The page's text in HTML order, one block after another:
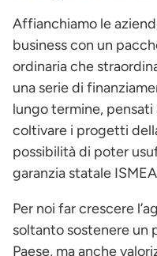
Affianchiamo le
business con un
ordinaria che
una serie di
lungo termine,
coltivare i progetti
possibilità di poter
garanzia statale
Per noi far crescere
soltanto sostenere un
Paese, ma anche